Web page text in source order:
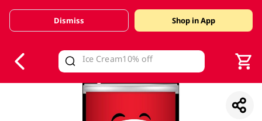
Valid Until 30 June 2026
Dismiss Shop in App